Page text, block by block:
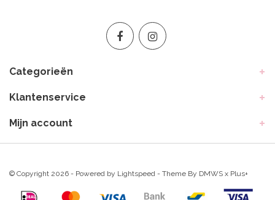
Categorieën
Klantenservice
Mijn account
© Copyright 2026 - Powered by Lightspeed - Theme By DMWS x Plus+